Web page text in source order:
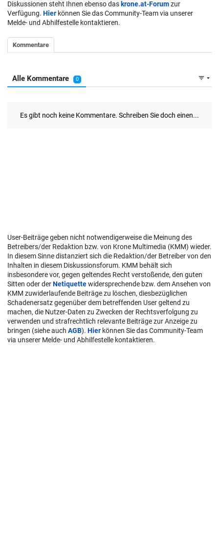
Diskussionen steht Ihnen ebenso das krone.at-Forumzur
Verfügung. Hier können Sie das Community-Team via unserer
Melde- und Abhilfestelle kontaktieren.
User-Beiträge geben nicht notwendigerweise die Meinung des
Betreibers/der Redaktion bzw. von Krone Multimedia (KMM) wieder.
In diesem Sinne distanziert sich die Redaktion/der Betreiber von den
Inhalten in diesem Diskussionsforum. KMM behält sich
insbesondere vor, gegen geltendes Recht verstoßende, den guten
Sitten oder derNetiquettewidersprechende bzw. dem Ansehen von
KMM zuwiderlaufende Beiträge zu löschen, diesbezüglichen
Schadenersatz gegenüber dem betreffenden User geltend zu
machen, die Nutzer-Daten zu Zwecken der Rechtsverfolgung zu
verwenden und strafrechtlich relevante Beiträge zur Anzeige zu
bringen (siehe auch AGB). Hier können Sie das Community-Team
via unserer Melde- und Abhilfestelle kontaktieren.